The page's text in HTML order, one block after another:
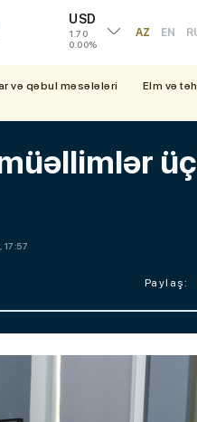
USD
1.70
0.00%
AZ EN
və qəbul məsələləri Elm və
17:57
Paylaş: